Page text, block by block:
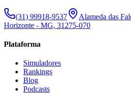
(31) 99918-9537
Alameda das
Horizonte - MG, 31275-070
Plataforma
Simuladores
Rankings
Blog
Podcasts